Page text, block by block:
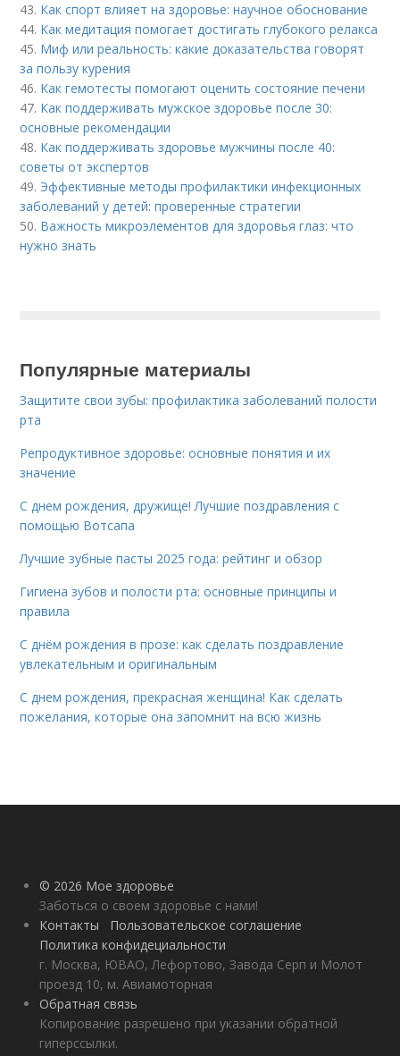
43. Как спорт влияет на здоровье: научное обоснование
44. Как медитация помогает достигать глубокого релакса
45. Миф или реальность: какие доказательства говорят
за пользу курения
46. Как гемотесты помогают оценить состояние печени
47. Как поддерживать мужское здоровье после 30:
основные рекомендации
48. Как поддерживать здоровье мужчины после 40:
советы от экспертов
49. Эффективные методы профилактики инфекционных
заболеваний у детей: проверенные стратегии
50. Важность микроэлементов для здоровья глаз: что
нужно знать
Популярные материалы
Защитите свои зубы: профилактика заболеваний полости
рта
Репродуктивное здоровье: основные понятия и их
значение
С днем рождения, дружище! Лучшие поздравления с
помощью Вотсапа
Лучшие зубные пасты 2025 года: рейтинг и обзор
Гигиена зубов и полости рта: основные принципы и
правила
С днём рождения в прозе: как сделать поздравление
увлекательным и оригинальным
С днем рождения, прекрасная женщина! Как сделать
пожелания, которые она запомнит на всю жизнь
© 2026 Мое здоровье
Заботься о своем здоровье с нами!
Контакты
Пользовательское соглашение
Политика конфидециальности
г. Москва, ЮВАО, Лефортово, Завода Серп и Молот
проезд 10, м. Авиамоторная
Обратная связь
Копирование разрешено при указании обратной
гиперссылки.